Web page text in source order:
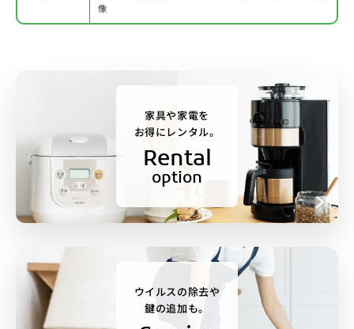
像
家具や家電を
お得にレンタル。
Rental
option
ウイルスの除去や
鍵の追加も。